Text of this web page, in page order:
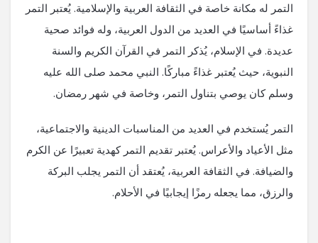
التمر له مكانة خاصة في الثقافة العربية والإسلامية. يُعتبر التمر
غذاءً أساسيًا في العديد من الدول العربية، وله فوائد صحية
عديدة. في الإسلام، يُذكر التمر في القرآن الكريم والسنة
النبوية، حيث يُعتبر غذاءً مباركًا. النبي محمد صلى الله عليه
وسلم كان يوصي بتناول التمر، وخاصة في شهر رمضان.
التمر يُستخدم في العديد من المناسبات الدينية والاجتماعية،
مثل الأعياد والأعراس. يُعتبر تقديم التمر كهدية تعبيرًا عن الكرم
والضيافة. في الثقافة العربية، يُعتقد أن التمر يجلب البركة
والرزق، مما يجعله رمزًا إيجابيًا في الأحلام.